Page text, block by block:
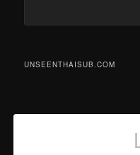
UNSEENTHAISUB.COM